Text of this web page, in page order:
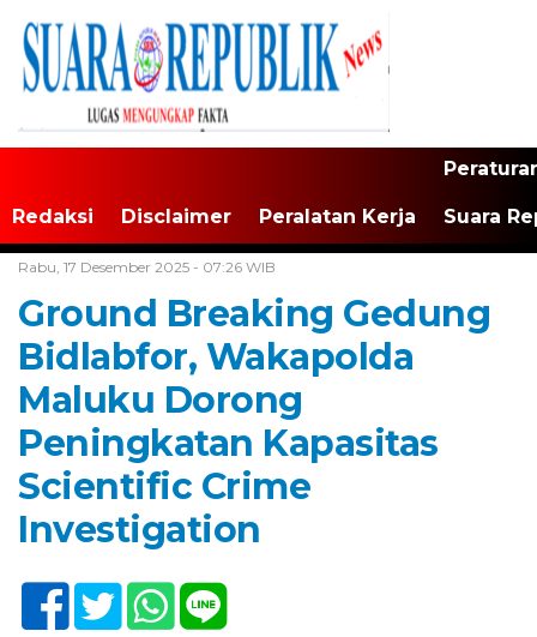
Redaksi Disclaimer Peralatan Kerja Suara
Rabu, 17 Desember 2025 - 07:26 WIB
Ground Breaking Gedung
Bidlabfor, Wakapolda
Maluku Dorong
Peningkatan Kapasitas
Scientific Crime
Investigation